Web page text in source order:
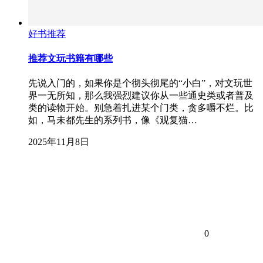
好书推荐
推荐文玩书籍有哪些
先说入门的，如果你是个彻头彻尾的“小白”，对文玩世
界一无所知，那么我强烈建议你从一些通史类或者普及
类的读物开始。别急着扎进某个门类，贪多嚼不烂。比
如，马未都先生的系列书，像《观复猫…
2025年11月8日
0